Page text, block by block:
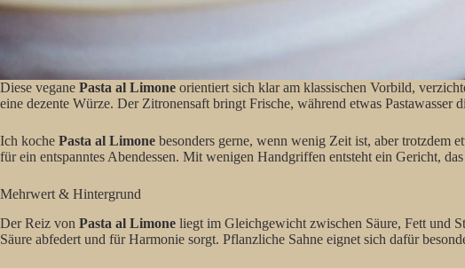
Diese vegane Pasta al Limone orientiert sich klar am klassischen Vorbild,
eine dezente Würze. Der Zitronensaft bringt Frische, während etwas
Ich koche Pasta al Limone besonders gerne, wenn wenig Zeit ist, aber trotzdem
für ein entspanntes Abendessen. Mit wenigen Handgriffen entsteht ein Gericht,
Mehrwert & Hintergrund
Der Reiz von Pasta al Limone liegt im Gleichgewicht zwischen Säure, Fett und
Säure abfedert und für Harmonie sorgt. Pflanzliche Sahne eignet sich dafür